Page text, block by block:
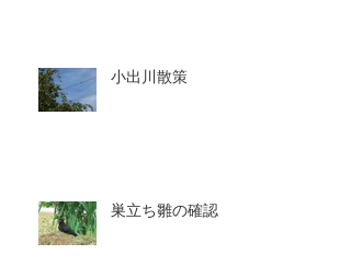
小出川散策
巣立ち雛の確認